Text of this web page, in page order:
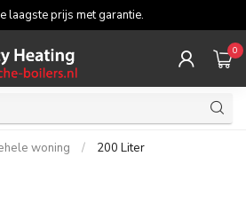
laagste prijs met garantie.
0
woning / 200 Liter